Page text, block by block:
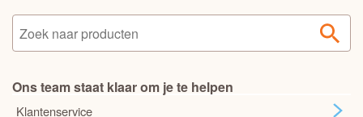
Ons team staat klaar om je te helpen
Klantenservice